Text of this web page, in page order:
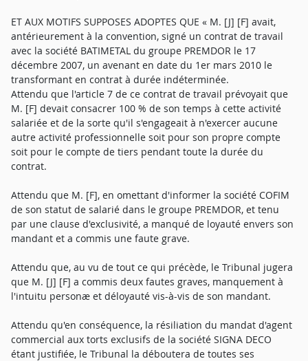
ET AUX MOTIFS SUPPOSES ADOPTES QUE « M. [J] [F] avait,
antérieurement à la convention, signé un contrat de travail
avec la société BATIMETAL du groupe PREMDOR le 17
décembre 2007, un avenant en date du 1er mars 2010 le
transformant en contrat à durée indéterminée.
Attendu que l'article 7 de ce contrat de travail prévoyait que
M. [F] devait consacrer 100 % de son temps à cette activité
salariée et de la sorte qu'il s'engageait à n'exercer aucune
autre activité professionnelle soit pour son propre compte
soit pour le compte de tiers pendant toute la durée du
contrat.
Attendu que M. [F], en omettant d'informer la société COFIM
de son statut de salarié dans le groupe PREMDOR, et tenu
par une clause d'exclusivité, a manqué de loyauté envers son
mandant et a commis une faute grave.
Attendu que, au vu de tout ce qui précède, le Tribunal jugera
que M. [J] [F] a commis deux fautes graves, manquement à
l'intuitu personæ et déloyauté vis-à-vis de son mandant.
Attendu qu'en conséquence, la résiliation du mandat d'agent
commercial aux torts exclusifs de la société SIGNA DECO
étant justifiée, le Tribunal la déboutera de toutes ses